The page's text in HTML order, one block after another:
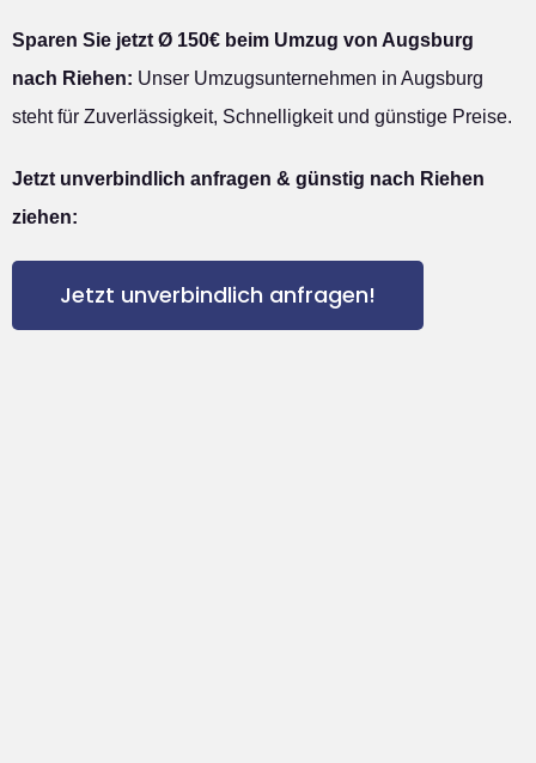
Sparen Sie jetzt Ø 150€ beim Umzug von Augsburg
nach Riehen: Unser Umzugsunternehmen in Augsburg
steht für Zuverlässigkeit, Schnelligkeit und günstige Preise.
Jetzt unverbindlich anfragen & günstig nach Riehen
ziehen:
Jetzt unverbindlich anfragen!